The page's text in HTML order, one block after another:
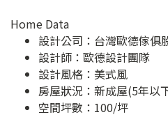
Home Data
設計公司： 台灣歐德傢俱
設計師：歐德設計團隊
設計風格：美式風
房屋狀況：新成屋(5年以
空間坪數：100/坪